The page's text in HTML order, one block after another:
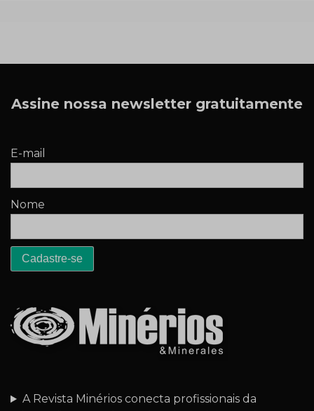
Assine nossa newsletter gratuitamente
E-mail
Nome
A Revista Minérios conecta profissionais da